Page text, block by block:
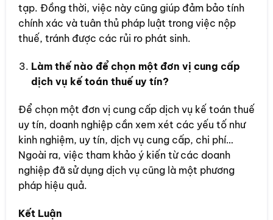
tạp. Đồng thời, việc này cũng giúp đảm bảo tính
chính xác và tuân thủ pháp luật trong việc nộp
thuế, tránh được các rủi ro phát sinh.
Làm thế nào để chọn một đơn vị cung cấp
dịch vụ kế toán thuế uy tín?
Để chọn một đơn vị cung cấp dịch vụ kế toán thuế
uy tín, doanh nghiệp cần xem xét các yếu tố như
kinh nghiệm, uy tín, dịch vụ cung cấp, chi phí…
Ngoài ra, việc tham khảo ý kiến từ các doanh
nghiệp đã sử dụng dịch vụ cũng là một phương
pháp hiệu quả.
Kết Luận